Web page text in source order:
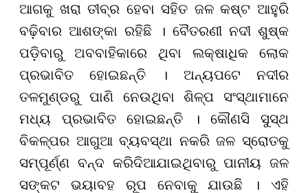
ଆଗକୁ ଖରା ତୀବ୍ର ହେବା ସହିତ ଜଳ କଷ୍ଟ ଆହୁରି
ବଢ଼ିବାର ଆଶଙ୍କା ରହିଛି । ବୈତରଣୀ ନଦୀ ଶୁଷ୍କ
ପଡ଼ିବାରୁ ଅବବାହିକାରେ ଥିବା ଲକ୍ଷାଧିକ ଲୋକ
ପ୍ରଭାବିତ ହୋଇଛନ୍ତି । ଅନ୍ୟପଟେ ନଦୀର
ତଳମୁଣ୍ଡରୁ ପାଣି ନେଉଥିବା ଶିଳ୍ପ ସଂସ୍ଥାମାନେ
ମଧ୍ୟ ପ୍ରଭାବିତ ହୋଇଛନ୍ତି । କୌଣସି ସୁସ୍ଥ
ବିକଳ୍ପର ଆଗୁଆ ବ୍ୟବସ୍ଥା ନକରି ଜଳ ସ୍ରୋତକୁ
ସମ୍ପୂର୍ଣ୍ଣ ବନ୍ଦ କରିଦିଆଯାଇଥିବାରୁ ପାନୀୟ ଜଳ
ସଙ୍କଟ ଭୟାବହ ରୂପ ନେବାକୁ ଯାଉଛି । ଏହି